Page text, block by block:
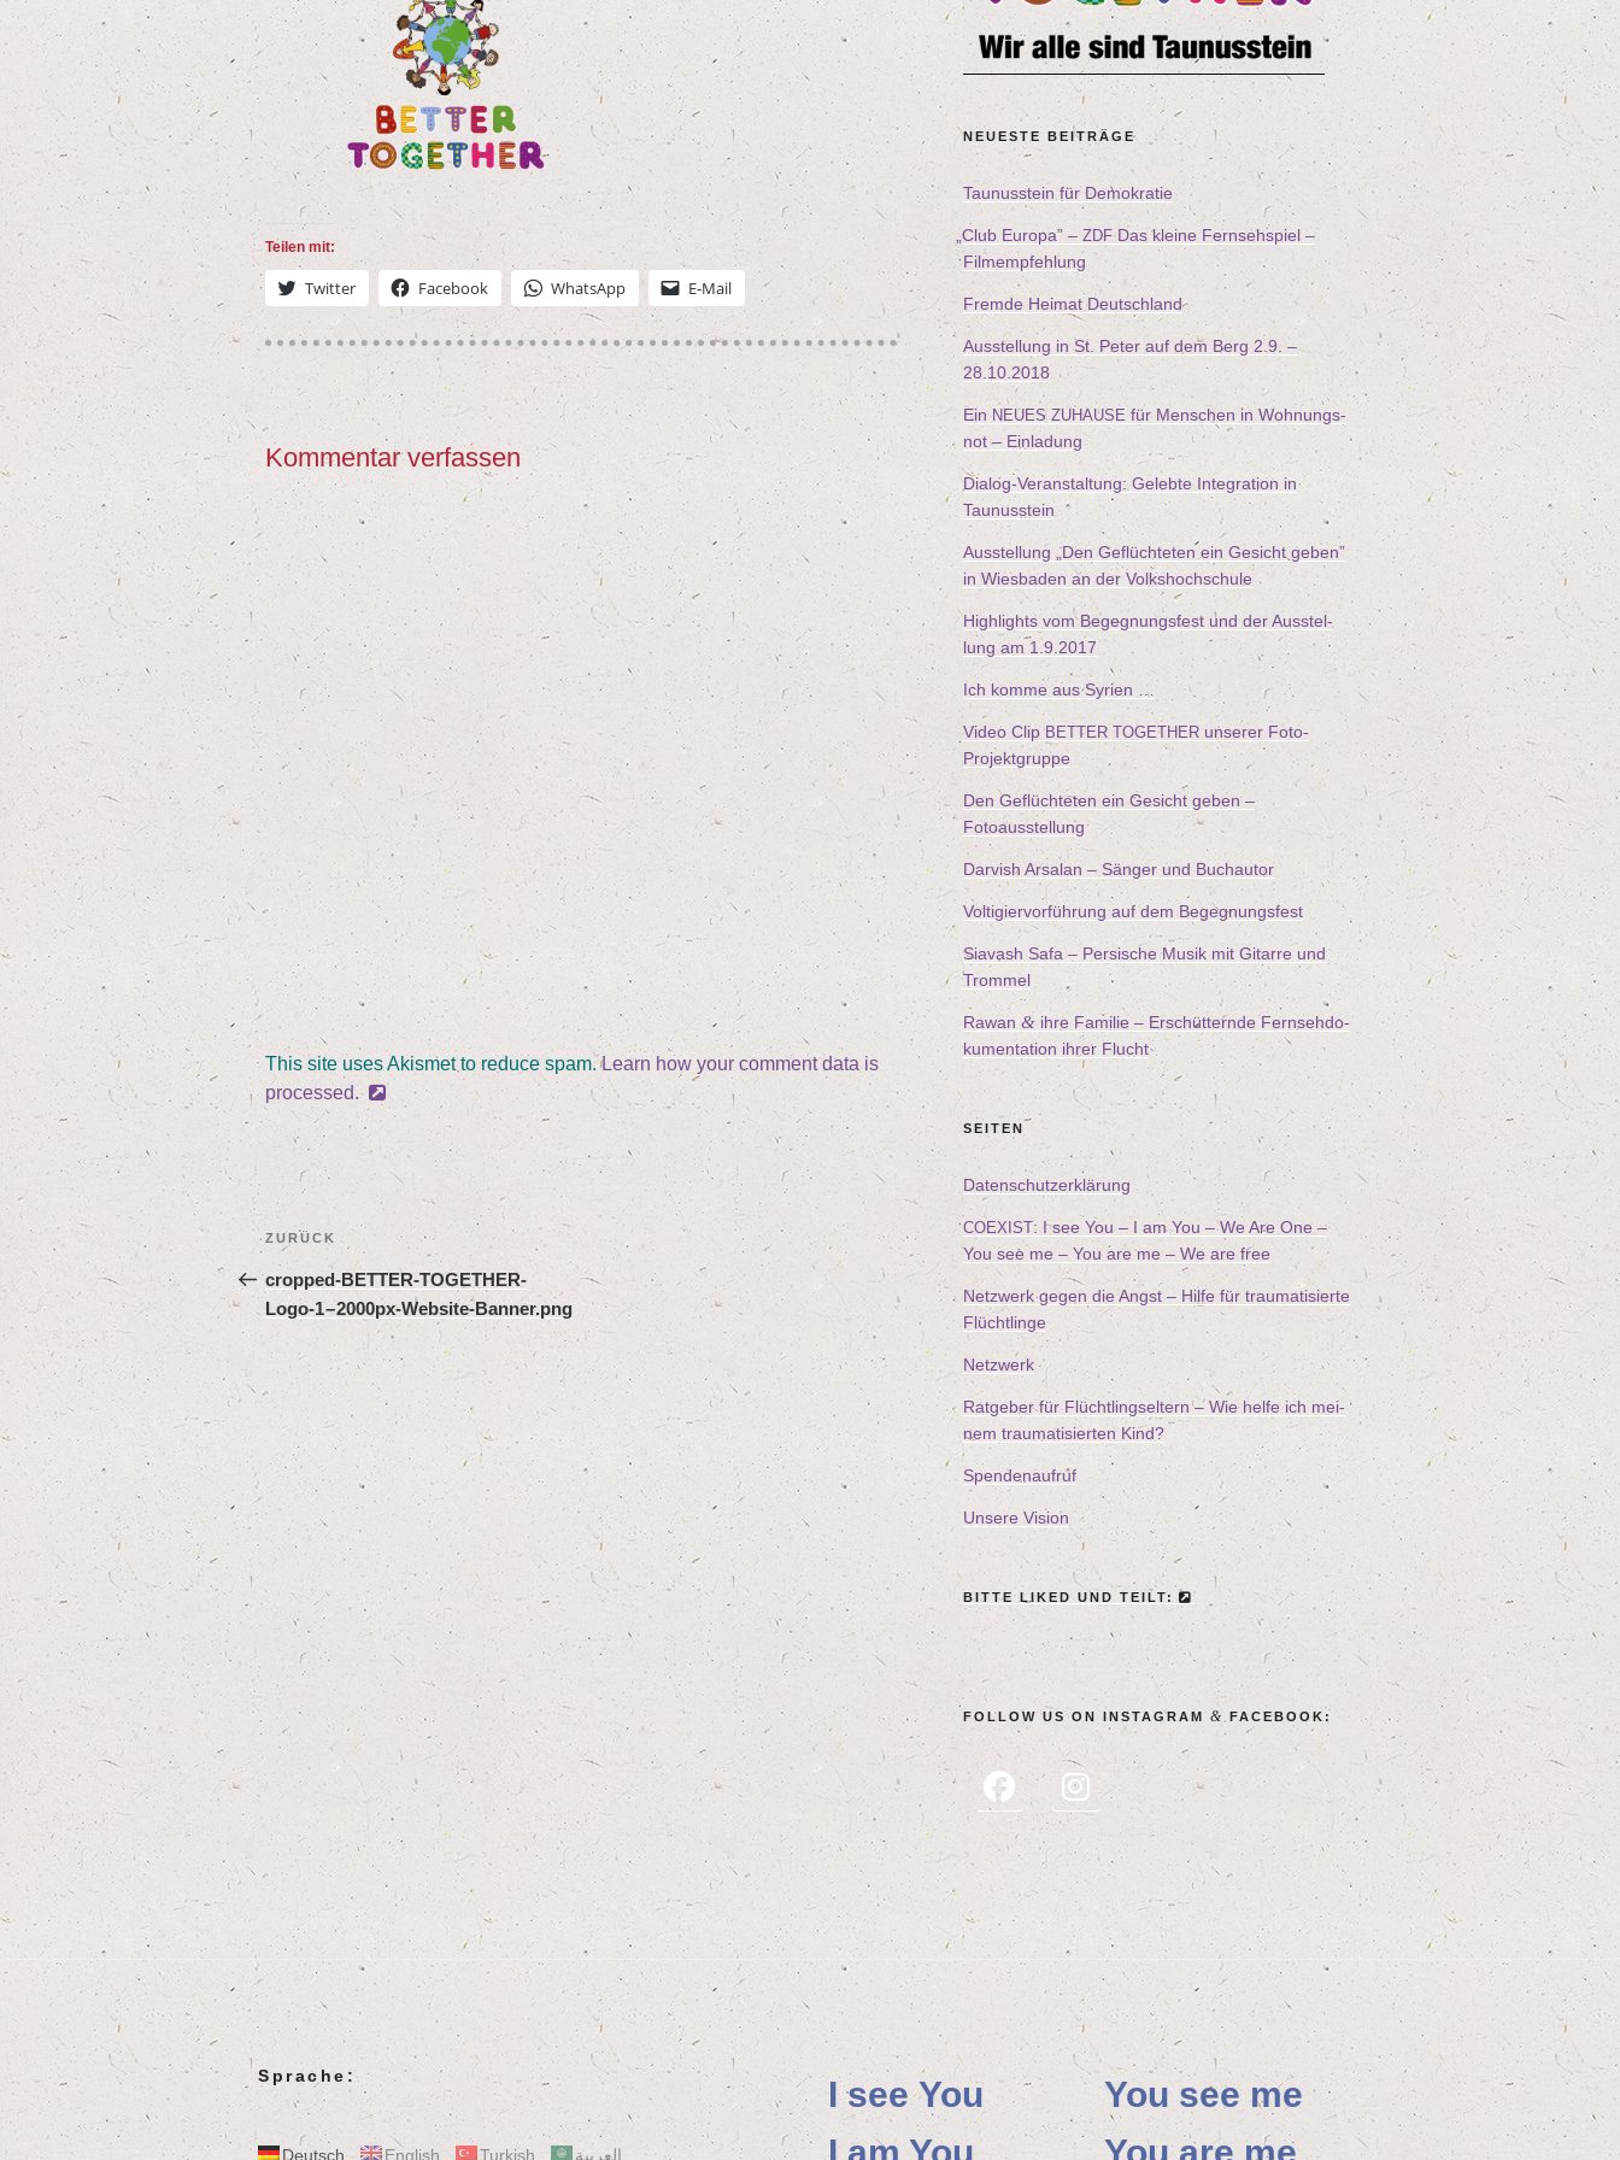
Tei­len mit:
Twit­ter Face­book Whats­App E‑Mail
Kommentar verfassen
This site uses Akismet to reduce spam.Learn how your comment data is
processed.
Beitragsnavigation
Vorheriger
Beitrag
ZURÜCK
crop­ped-BET­TER-TOG­E­THER-
Logo‑1–2000px-Website-Banner.png
NEU­ES­TE BEITRÄGE
Tau­nus­stein für Demokratie
„Club Euro­pa” –ZDFDas klei­ne Fern­seh­spiel –
Filmempfehlung
Frem­de Hei­mat Deutschland
Aus­stel­lung in St. Peter auf dem Berg 2 9. –
28. 10.2018
EinNEUES ZUHAUSEfür Men­schen in Woh­nungs­
not – Einladung
Dia­log-Ver­an­stal­tung: Geleb­te Inte­gra­ti­on in
Taunusstein
Aus­stel­lung „Den Geflüch­te­ten ein Gesicht geben”
in Wies­ba­den an der Volkshochschule
High­lights vom Begeg­nungs­fest und der Aus­stel­
lung am 1.9 2017
Ich kom­me aus Syrien …
Video Clip BETTER TOGETHERunse­rer Foto-
Projektgruppe
Den Geflüch­te­ten ein Gesicht geben –
Fotoausstellung
Dar­vish Arsalan – Sän­ger und Buchautor
Vol­ti­gier­vor­füh­rung auf dem Begegnungsfest
Sia­vash Safa – Per­si­sche Musik mit Gitar­re und
Trommel
Rawan &ihre Fami­lie – Erschüt­tern­de Fern­seh­do­
ku­men­ta­ti­on ihrer Flucht
SEI­TEN
Daten­schutz­er­klä­rung
COEXIST: I see You – I am You – We Are One –
You see me – You are me – We are free
Netz­werk gegen die Angst – Hil­fe für trau­ma­ti­sier­te
Flüchtlinge
Netz­werk
Rat­ge­ber für Flücht­lings­el­tern – Wie hel­fe ich mei­
nem trau­ma­ti­sier­ten Kind?
Spen­den­auf­ruf
Unse­re Vision
BIT­TE LIK­ED UND TEILT:
FOL­LOW US ON INSTA­GRAM &FACEBOOK:
Sprache:
Deutsch English Turkish العربية
I see You
I am You
You see me
You are me